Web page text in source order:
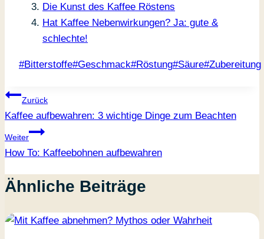
Die Kunst des Kaffee Röstens
Hat Kaffee Nebenwirkungen? Ja: gute &
schlechte!
Schlagworte:
#Bitterstoffe#Geschmack#Röstung#Säure#Zubereitung
Beitragsnavigation
Zurück
Kaffee aufbewahren: 3 wichtige Dinge zum Beachten
Weiter
How To: Kaffeebohnen aufbewahren
Ähnliche Beiträge